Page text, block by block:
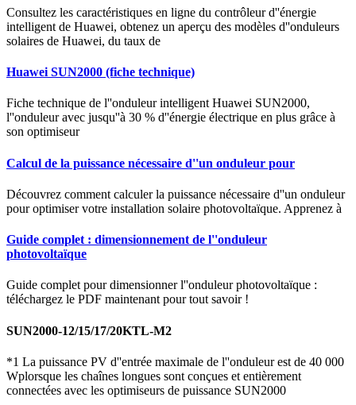
Consultez les caractéristiques en ligne du contrôleur d''énergie
intelligent de Huawei, obtenez un aperçu des modèles d''onduleurs
solaires de Huawei, du taux de
Huawei SUN2000 (fiche technique)
Fiche technique de l''onduleur intelligent Huawei SUN2000,
l''onduleur avec jusqu''à 30 % d''énergie électrique en plus grâce à
son optimiseur
Calcul de la puissance nécessaire d''un onduleur pour
Découvrez comment calculer la puissance nécessaire d''un onduleur
pour optimiser votre installation solaire photovoltaïque. Apprenez à
Guide complet : dimensionnement de l''onduleur
photovoltaïque
Guide complet pour dimensionner l''onduleur photovoltaïque :
téléchargez le PDF maintenant pour tout savoir !
SUN2000-12/15/17/20KTL-M2
*1 La puissance PV d''entrée maximale de l''onduleur est de 40 000
Wplorsque les chaînes longues sont conçues et entièrement
connectées avec les optimiseurs de puissance SUN2000